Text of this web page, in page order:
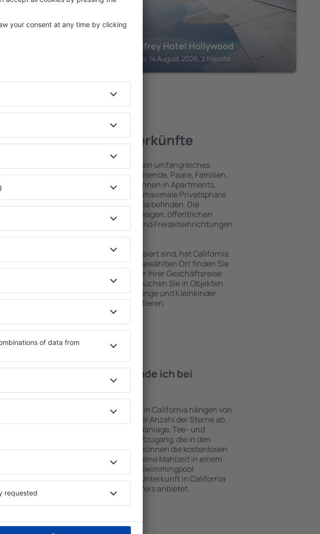
Wharf The Godfrey Hotel Hollywood
Los Angeles, 14 August 2026, 2 Nächte
in California
– beste Unterkünfte
Die Unterkünfte in California umfassen ein umfangreiches
von vielen Objekten für Alleinreisende, Paare, Familien,
und Gruppen. Die Besucher können in Apartments,
und Pensionen übernachten, die maximale Privatsphäre
und sich im Zentrum von California befinden. Die
Annehmlichkeiten wie die Nähe zu Mietwagen, öffentlichen
Verkehrsmitteln, Geschäften, Service- und Freizeiteinrichtungen
die Garantie einer guten Erholung.
Wenn Sie an Luxusunterkünften interessiert sind, hat California
breites Angebot für Sie. An dem ausgewählten Ort finden Sie
alles, was Sie während Ihres Urlaubs oder Ihrer Geschäftsreise
benötigen. Die Unterkunft in California buchen Sie in Objekten
Einrichtungen für Behinderte, Säuglinge und Kleinkinder
für Reisende zusammen mit Haustieren.
Welche Annehmlichkeiten finde ich bei
Unterkünften in California?
Die Annehmlichkeiten bei Unterkünften in California hängen von
der Art des ausgewählten Objekts und der Anzahl der Sterne ab.
Gäste nutzen Küchenzeile, Balkon, Klimaanlage, Tee- und
Kaffeezubehör, Handtücher und Internetzugang, die in den
verfügbar sind. Besucher können die kostenlosen
Parkplätze an der Unterkunft benutzen, eine Mahlzeit in einem
Restaurant bestellen oder ein Hotel mit Swimmingpool
Sie können zusätzlich eine Unterkunft in California
die den Gästen Flughafentransfers anbietet.